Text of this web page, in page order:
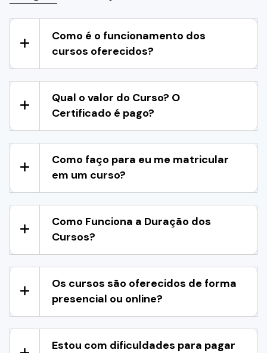
Como é o funcionamento dos
cursos oferecidos?
Qual o valor do Curso? O
Certificado é pago?
Como faço para eu me matricular
em um curso?
Como Funciona a Duração dos
Cursos?
Os cursos são oferecidos de forma
presencial ou online?
Estou com dificuldades para pagar